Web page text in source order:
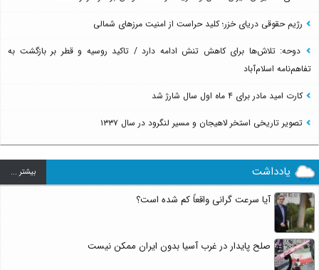
رژیم حقوقی دریای خزر؛ کلید حراست از امنیت مرزهای شمالی
دوحه: تلاش‌ها برای کاهش تنش ادامه دارد / تاکید روسیه و قطر بر بازگشت به
تفاهم‌نامه اسلام‌آباد
کارت امید مادر برای ۴ ماه اول سال شارژ شد
تصویر تاریخی استخر لاهیجان و مسیر لنگرود در سال ۱۳۳۷
یادداشت بيشتر ...
آیا سرعت گرانی واقعاً کم شده است؟
صلح پایدار در غرب آسیا بدون ایران ممکن نیست